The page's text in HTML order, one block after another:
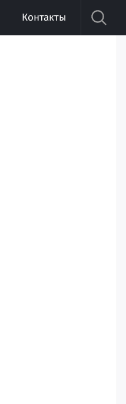
Контакты